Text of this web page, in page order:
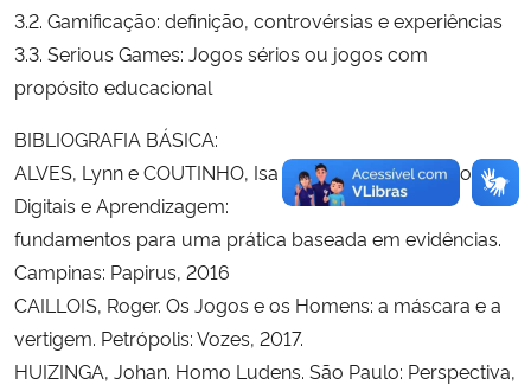
3.2. Gamificação: definição, controvérsias e experiências
3.3. Serious Games: Jogos sérios ou jogos com
propósito educacional
BIBLIOGRAFIA BÁSICA:
ALVES, Lynn e COUTINHO, Isa de Jesus (Orgs.) Jogos
Digitais e Aprendizagem:
fundamentos para uma prática baseada em evidências.
Campinas: Papirus, 2016
CAILLOIS, Roger. Os Jogos e os Homens: a máscara e a
vertigem. Petrópolis: Vozes, 2017.
HUIZINGA, Johan. Homo Ludens. São Paulo: Perspectiva,